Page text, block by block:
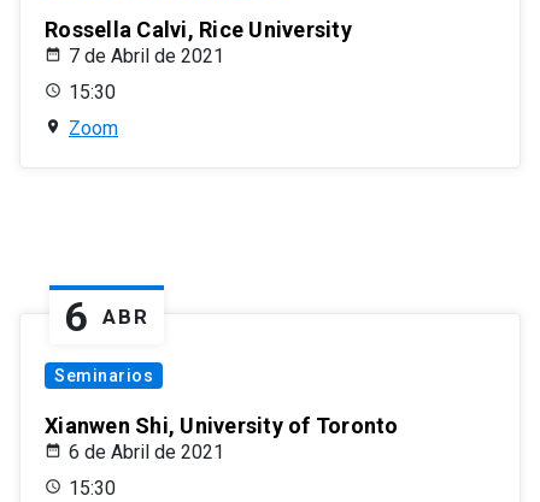
Rossella Calvi, Rice University
7 de Abril de 2021
15:30
Zoom
6 ABR
Seminarios
Xianwen Shi, University of Toronto
6 de Abril de 2021
15:30